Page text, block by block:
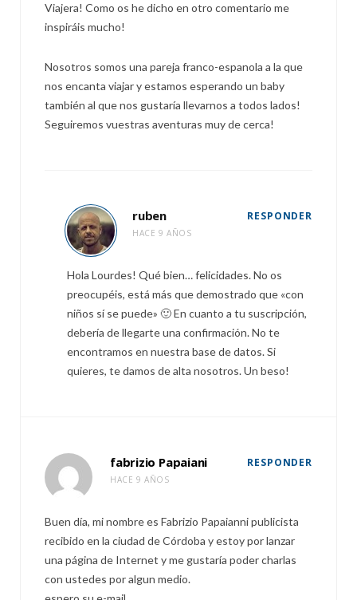
Viajera! Como os he dicho en otro comentario me
inspiráis mucho!
Nosotros somos una pareja franco-espanola a la que
nos encanta viajar y estamos esperando un baby
también al que nos gustaría llevarnos a todos lados!
Seguiremos vuestras aventuras muy de cerca!
ruben
HACE 9 AÑOS
RESPONDER
Hola Lourdes! Qué bien… felicidades. No os
preocupéis, está más que demostrado que «con
niños sí se puede» 🙂 En cuanto a tu suscripción,
debería de llegarte una confirmación. No te
encontramos en nuestra base de datos. Si
quieres, te damos de alta nosotros. Un beso!
fabrizio Papaiani
HACE 9 AÑOS
RESPONDER
Buen día, mi nombre es Fabrizio Papaianni publicista
recibido en la ciudad de Córdoba y estoy por lanzar
una página de Internet y me gustaría poder charlas
con ustedes por algun medio.